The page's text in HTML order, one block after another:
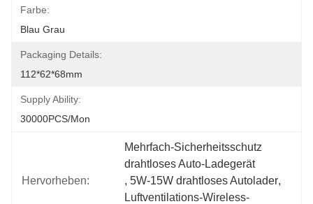
Farbe:
Blau Grau
Packaging Details:
112*62*68mm
Supply Ability:
30000PCS/Mon
Hervorheben:
Mehrfach-Sicherheitsschutz
drahtloses Auto-Ladegerät
, 5W-15W drahtloses Autolader,
Luftventilations-Wireless-